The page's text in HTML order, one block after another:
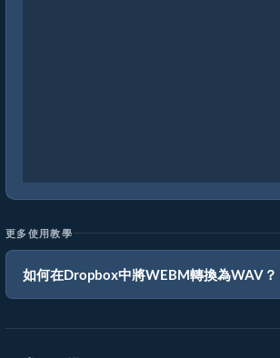
更多使用教學
如何在Dropbox中將WEBM轉換為WAV？